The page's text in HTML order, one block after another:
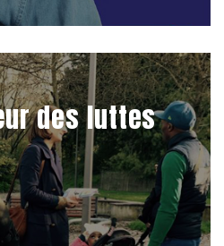
des luttes